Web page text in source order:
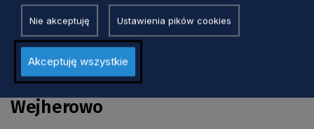
cmentarza przy ul. Rokickiej. Linia ta będzie
kursować ze zwiększoną częstotliwością. Na
pozostałych liniach obowiązywać będą
rozkłady świąteczne.
Wejherowo
Nie akceptuję Ustawienia pików cookies
Akceptuję wszystkie